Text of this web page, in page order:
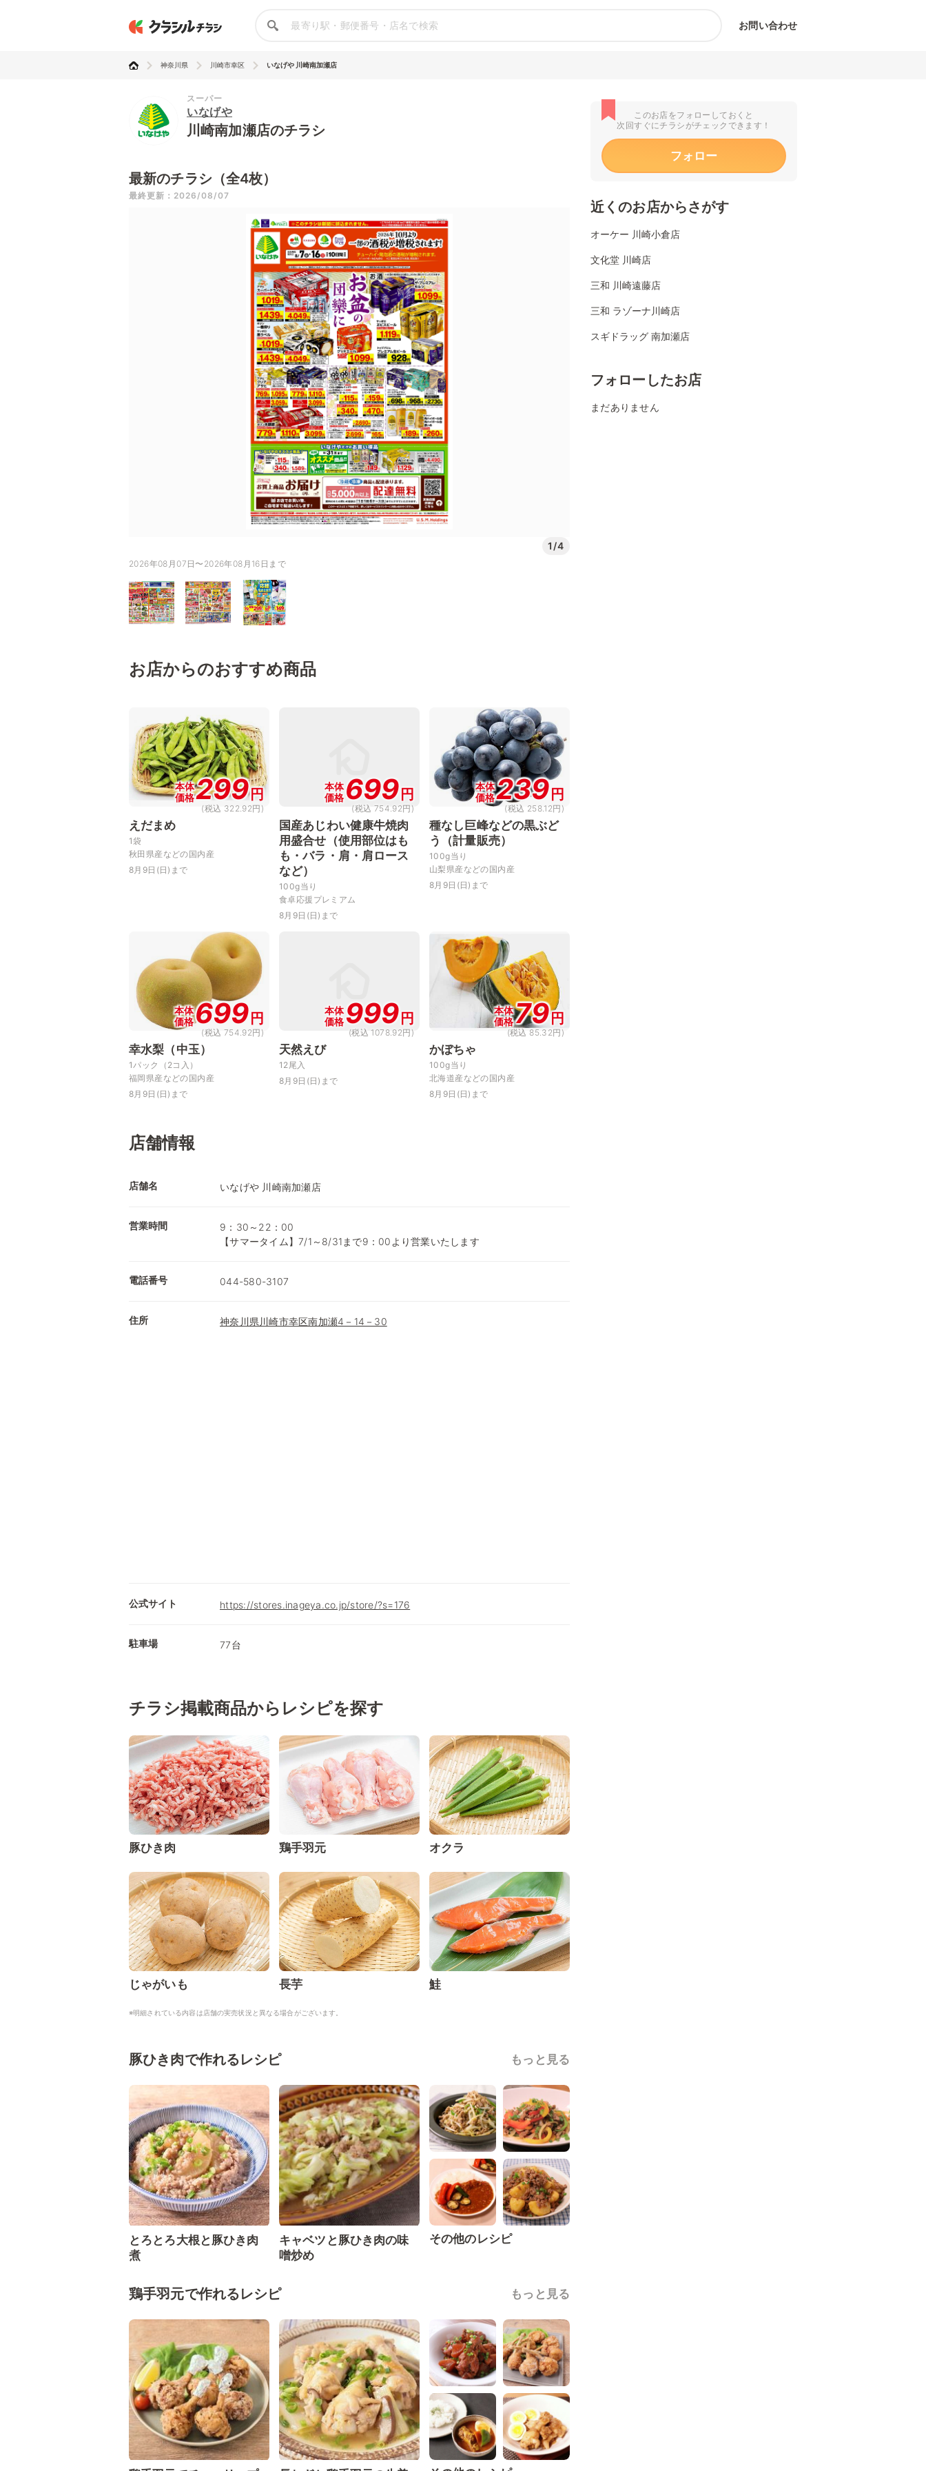
お問い合わせ
神奈川県 川崎市幸区 いなげや 川崎南加瀬店
スーパー
いなげや
川崎南加瀬店のチラシ
最新のチラシ（全4枚）
最終更新：2026/08/07
1/4
2026年08月07日〜2026年08月16日まで
お店からのおすすめ商品
本体
価格299 円
(税込 322.92円)
えだまめ
1袋
秋田県産などの国内産
8月9日(日)まで
本体
価格 699 円
(税込 754.92円)
国産あじわい健康牛焼肉
用盛合せ（使用部位はも
も・バラ・肩・肩ロース
など）
100g当り
食卓応援プレミアム
8月9日(日)まで
本体
価格239 円
(税込 258.12円)
種なし巨峰などの黒ぶど
う（計量販売）
100g当り
山梨県産などの国内産
8月9日(日)まで
本体
価格699 円
(税込 754.92円)
幸水梨（中玉）
1パック（2コ入）
福岡県産などの国内産
8月9日(日)まで
本体
価格 999 円
(税込 1078.92円)
天然えび
12尾入
8月9日(日)まで
本体
価格79 円
(税込 85.32円)
かぼちゃ
100g当り
北海道産などの国内産
8月9日(日)まで
店舗情報
店舗名 いなげや 川崎南加瀬店
営業時間
9：30～22：00
【サマータイム】7/1～8/31まで9：00より営業いたします
電話番号 044-580-3107
住所 神奈川県川崎市幸区南加瀬4－14－30
公式サイト https://stores.inageya.co.jp/store/?s=176
駐車場 77台
チラシ掲載商品からレシピを探す
豚ひき肉 鶏手羽元 オクラ
じゃがいも 長芋 鮭
※明細されている内容は店舗の実売状況と異なる場合がございます。
豚ひき肉で作れるレシピ もっと見る
とろとろ大根と豚ひき肉
煮
キャベツと豚ひき肉の味
噌炒め
その他のレシピ
鶏手羽元で作れるレシピ もっと見る
このお店をフォローしておくと
次回すぐにチラシがチェックできます！
フォロー
近くのお店からさがす
オーケー 川崎小倉店
文化堂 川崎店
三和 川崎遠藤店
三和 ラゾーナ川崎店
スギドラッグ 南加瀬店
フォローしたお店
まだありません